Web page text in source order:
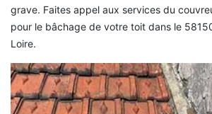
grave. Faites appel aux services du
pour le bâchage de votre toit dans le
Loire.